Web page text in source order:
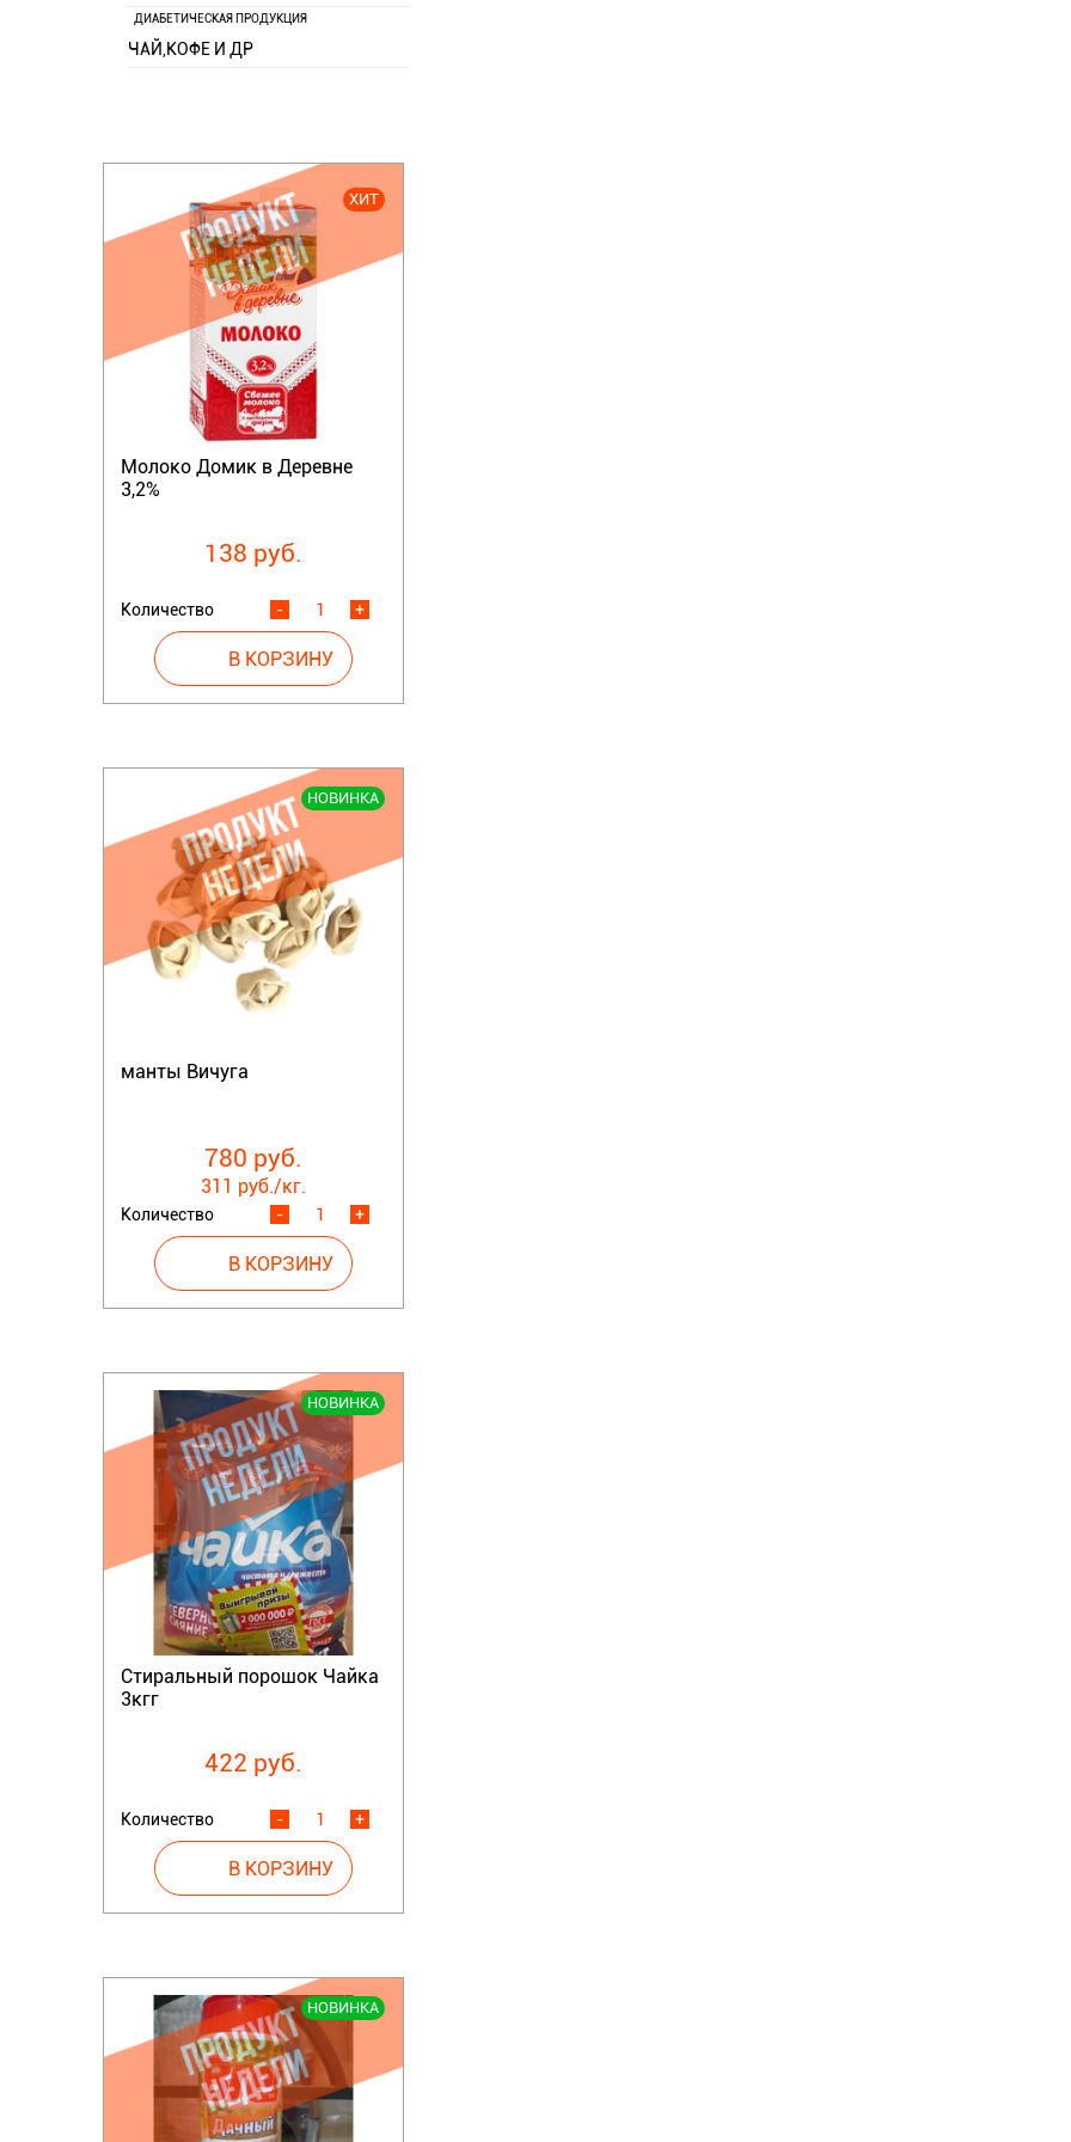
ДИАБЕТИЧЕСКАЯ ПРОДУКЦИЯ
ЧАЙ,КОФЕ И ДР
ХИТ
Молоко Домик в Деревне
3,2%
138 руб.
Количество +
-
НОВИНКА
манты Вичуга
780 руб.
311 руб./кг.
Количество +
-
НОВИНКА
Стиральный порошок Чайка
3кгг
422 руб.
Количество +
-
НОВИНКА